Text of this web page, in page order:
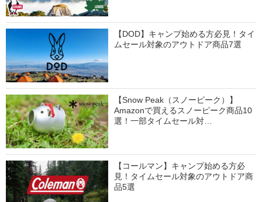
【DOD】キャンプ始める方必見！タイ
ムセール対象のアウトドア商品7選
【Snow Peak（スノーピーク）】
Amazonで買えるスノーピーク商品10
選！一部タイムセール対…
【コールマン】キャンプ始める方必
見！タイムセール対象のアウトドア商
品5選